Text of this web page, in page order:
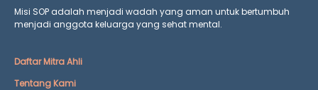
Misi SOP adalah menjadi wadah yang aman untuk bertumbuh
menjadi anggota keluarga yang sehat mental.
Daftar Mitra Ahli
Tentang Kami